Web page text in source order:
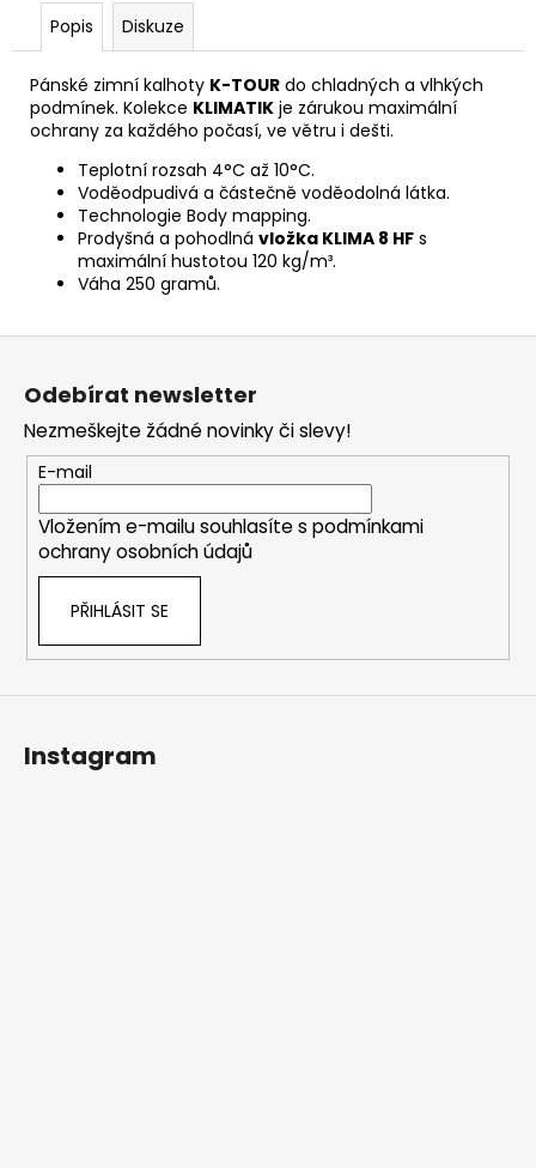
Popis Diskuze
Pánské zimní kalhoty K-TOUR do chladných a vlhkých
podmínek. Kolekce KLIMATIK je zárukou maximální
ochrany za každého počasí, ve větru i dešti.
Teplotní rozsah 4°C až 10°C.
Voděodpudivá a částečně voděodolná látka.
Technologie Body mapping.
Prodyšná a pohodlná vložka KLIMA 8 HF s
maximální hustotou 120 kg/m³.
Váha 250 gramů.
Z
Odebírat newsletter
Nezmeškejte žádné novinky či slevy!
E-mail
Vložením e-mailu souhlasíte s podmínkami
ochrany osobních údajů
PŘIHLÁSIT SE
Instagram